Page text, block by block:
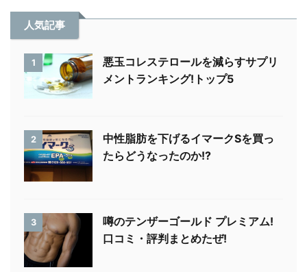
人気記事
1
悪玉コレステロールを減らすサプリ
メントランキング!トップ5
2
中性脂肪を下げるイマークSを買っ
たらどうなったのか!?
3
噂のテンザーゴールド プレミアム!
口コミ・評判まとめたぜ!